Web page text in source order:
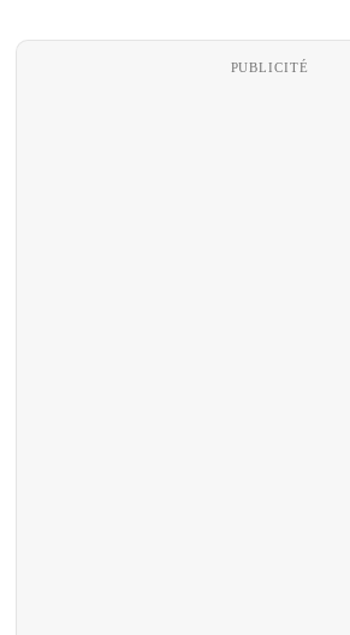
PUBLICITÉ